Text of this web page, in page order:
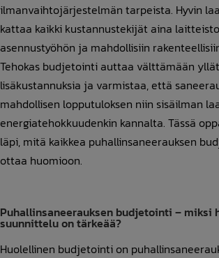
ilmanvaihtojärjestelmän tarpeista. Hyvin
kattaa kaikki kustannustekijät aina
asennustyöhön ja mahdollisiin
Tehokas budjetointi auttaa välttämään
lisäkustannuksia ja varmistaa, että
mahdollisen lopputuloksen niin sisäilman
energiatehokkuudenkin kannalta. Tässä
läpi, mitä kaikkea puhallinsaneerauksen
ottaa huomioon.
Puhallinsaneerauksen budjetointi – miksi
suunnittelu on tärkeää?
Huolellinen budjetointi on